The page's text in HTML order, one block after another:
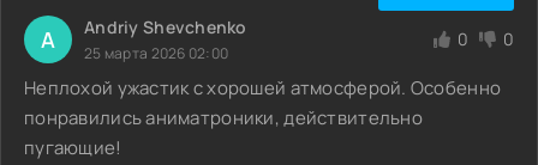
A Andriy Shevchenko
25 марта 2026 02:00
0 0
Неплохой ужастик с хорошей атмосферой. Особенно
понравились аниматроники, действительно
пугающие!